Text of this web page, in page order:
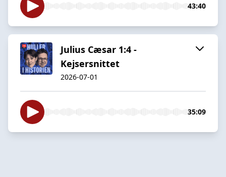
43:40
Julius Cæsar 1:4 -
Kejsersnittet
2026-07-01
35:09